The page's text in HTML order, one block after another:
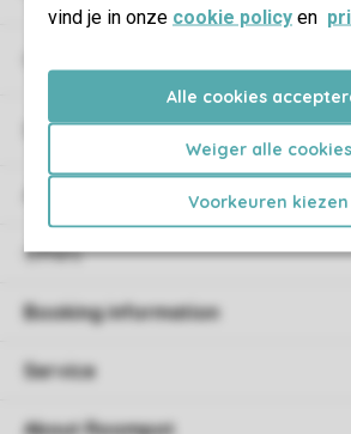
vind je in onze cookie policy en
Alle cookies
Weiger alle cookies
Voorkeuren kiezen
Special accommodations
Offers
Booking information
Service
About Roompot